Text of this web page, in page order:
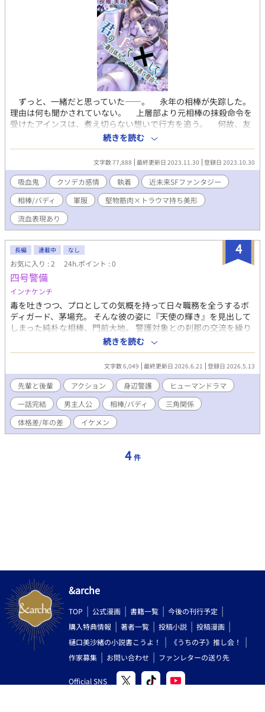
ずっと、一緒だと思っていた――。 永年の相棒が失踪した。
理由は何も聞かされていない。 上層部より元相棒の抹殺命令を
受けたアインスは、煮え切らない想いで行方を追う。 何故、友
を手に掛けねばならないのか。そして、友は何故姿を消したの
か。 その行動の裏に、隠された本当の理由とは――。 これ
は、ただ好きな人に✕‬されたいだけの物語。
━━━━━━━━━━━━━━━ 堅物筋肉×トラウマ持ち美形
生物兵器にされた青年達が、閉鎖的な環境下で互いを慈しみ合
い、いつしか特別な関係になっていくお話。 前半と後半で視点
主が変わります。 前半を出題編とするなら、後半が解答編。
BLみが出てくるのは後半からです(遅) ・近未来SFファンタジーBL
・流血表現、軽度の性表現、鬱展開有り ・表紙は自作(アイビスペ
続きを読む
文字数 77,888 最終更新日 2023.11.30 登録日 2023.10.30
吸血鬼 クソデカ感情 執着
近未来SFファンタジー
相棒/バディ
軍服
堅物筋肉×トラウマ持ち美形
流血表現あり
4
長編 連載中 なし
お気に入り : 2 24h.ポイント : 0
四号警備
インナケンチ
毒を吐きつつ、プロとしての気概を持って日々職務を全うするボ
ディガード、茅場充。 そんな彼の姿に『天使の輝き』を見出して
しまった純朴な相棒、門前大地。 警護対象との刹那の交流を繰り
返すなかで、この凸凹コンビは互いに何者にも代え難い存在へと
変わっていくーー。
続きを読む
文字数 6,049 最終更新日 2026.6.21 登録日 2026.5.13
先輩と後輩 アクション 身辺警護
ヒューマンドラマ
一話完結
男主人公 相棒/バディ
三角関係
体格差/年の差
イケメン
4 件
&arche
TOP 公式漫画 書籍一覧
今後の刊行予定
購入特典情報
著者一覧 投稿小説
投稿漫画
樋口美沙緒の小説書こうよ！
《うちの子》推し会！
作家募集
お問い合わせ ファンレターの送り先
Official SNS